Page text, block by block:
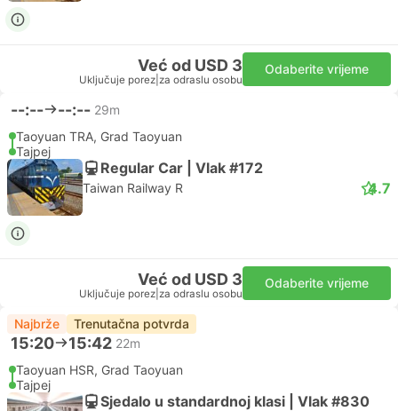
Već od USD 3
Uključuje porez za odraslu osobu
Odaberite vrijeme
--:-- --:-- 29m
Taoyuan TRA, Grad Taoyuan
Tajpej
Regular Car | Vlak #172
Taiwan Railway R 4.7
Već od USD 3
Uključuje porez za odraslu osobu
Odaberite vrijeme
Najbrže Trenutačna potvrda
15:20 15:42 22m
Taoyuan HSR, Grad Taoyuan
Tajpej
Sjedalo u standardnoj klasi | Vlak #830